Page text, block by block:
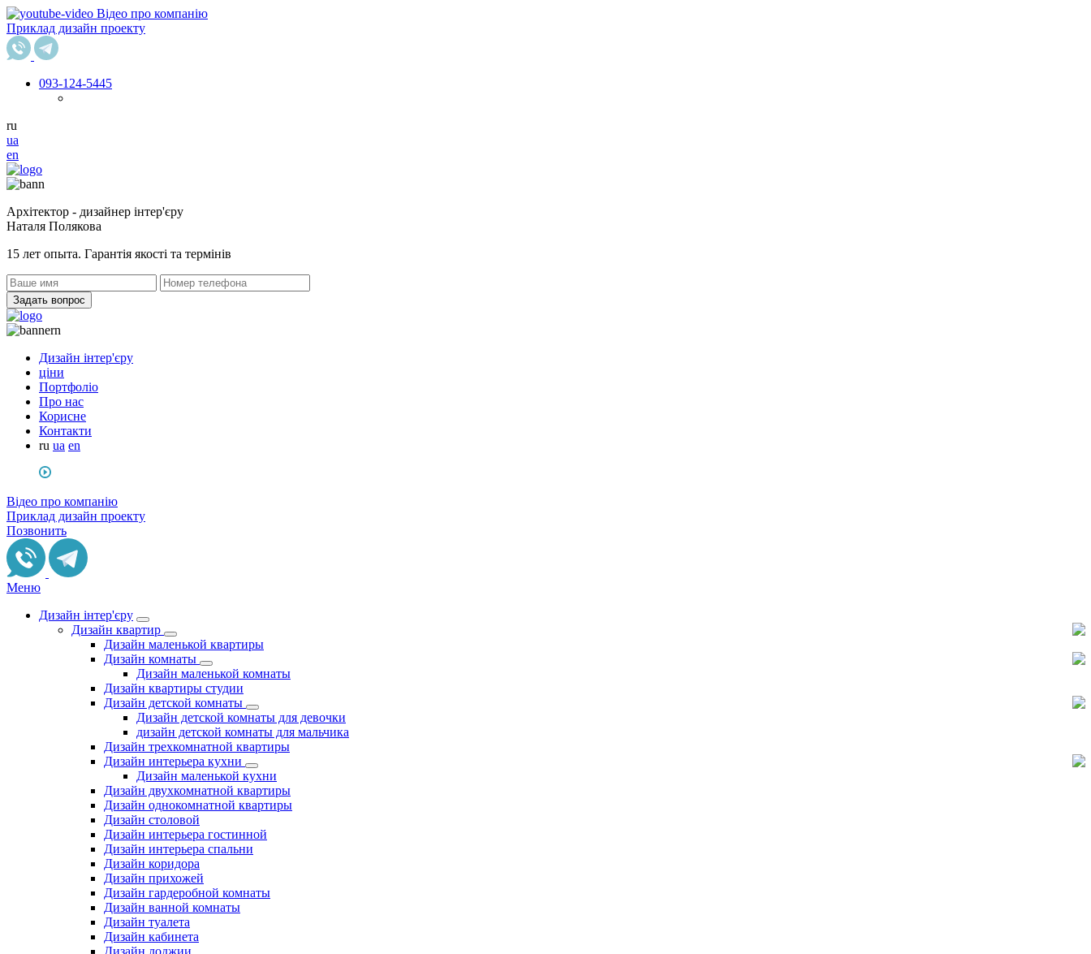
Відео про компанію
Приклад дизайн проекту
093-124-5445
ru
ua
en
Архітектор - дизайнер інтер'єру
Наталя Полякова
15 лет опыта. Гарантія якості та термінів
Задать вопрос
Дизайн інтер'єру
ціни
Портфоліо
Про нас
Корисне
Контакти
ru ua en
Відео про компанію
Приклад дизайн проекту
Позвонить
Меню
Дизайн інтер'єру
Дизайн квартир
Дизайн маленькой квартиры
Дизайн комнаты
Дизайн маленькой комнаты
Дизайн квартиры студии
Дизайн детской комнаты
Дизайн детской комнаты для девочки
дизайн детской комнаты для мальчика
Дизайн трехкомнатной квартиры
Дизайн интерьера кухни
Дизайн маленькой кухни
Дизайн двухкомнатной квартиры
Дизайн однокомнатной квартиры
Дизайн столовой
Дизайн интерьера гостинной
Дизайн интерьера спальни
Дизайн коридора
Дизайн прихожей
Дизайн гардеробной комнаты
Дизайн ванной комнаты
Дизайн туалета
Дизайн кабинета
Дизайн лоджии